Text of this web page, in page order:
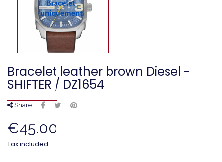
Bracelet leather brown Diesel -
SHIFTER / DZ1654
Share:
€45.00
Tax included